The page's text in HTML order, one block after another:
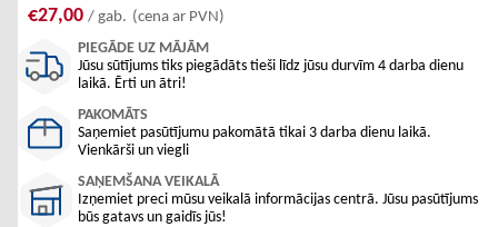
€27,00 / gab. (cena ar PVN)
PIEGĀDE UZ MĀJĀM
Jūsu sūtījums tiks piegādāts tieši līdz jūsu durvīm 4 darba dienu
laikā. Ērti un ātri!
PAKOMĀTS
Saņemiet pasūtījumu pakomātā tikai 3 darba dienu laikā.
Vienkārši un viegli
SAŅEMŠANA VEIKALĀ
Izņemiet preci mūsu veikalā informācijas centrā. Jūsu pasūtījums
būs gatavs un gaidīs jūs!